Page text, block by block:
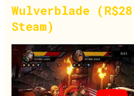
Wulverblade
Steam)